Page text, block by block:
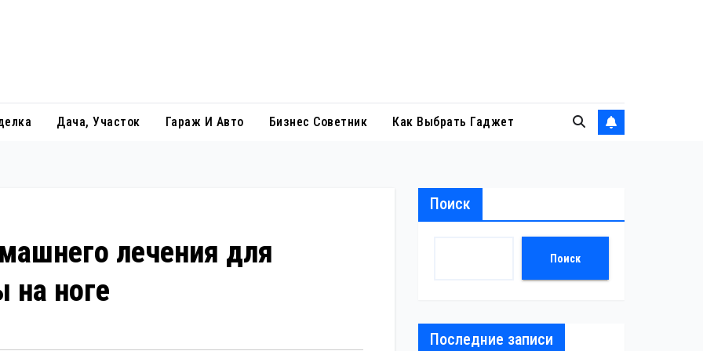
Дача, Участок Гараж И Авто Бизнес Советник Как Выбрать Гаджет
лечения для
на ноге
Поиск
Поиск
Последние записи